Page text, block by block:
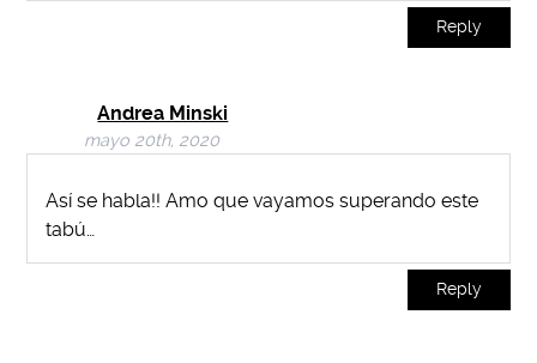
Reply
Andrea Minski
mayo 20th, 2020
Así se habla!! Amo que vayamos superando este
tabú…
Reply